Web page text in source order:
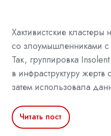
Хактивистские
со злоумышленниками с
Так, группировка
в инфраструктуру жертв
затем использовала
Читать пост